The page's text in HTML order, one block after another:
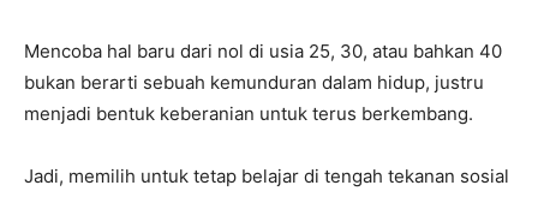
Mencoba hal baru dari nol di usia 25, 30, atau bahkan 40
bukan berarti sebuah kemunduran dalam hidup, justru
menjadi bentuk keberanian untuk terus berkembang.
Jadi, memilih untuk tetap belajar di tengah tekanan sosial